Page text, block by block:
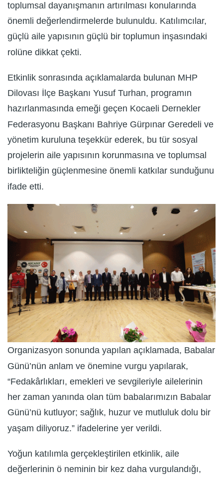
toplumsal dayanışmanın artırılması konularında
önemli değerlendirmelerde bulunuldu. Katılımcılar,
güçlü aile yapısının güçlü bir toplumun inşasındaki
rolüne dikkat çekti.
Etkinlik sonrasında açıklamalarda bulunan MHP
Dilovası İlçe Başkanı Yusuf Turhan, programın
hazırlanmasında emeği geçen Kocaeli Dernekler
Federasyonu Başkanı Bahriye Gürpınar Geredeli ve
yönetim kuruluna teşekkür ederek, bu tür sosyal
projelerin aile yapısının korunmasına ve toplumsal
birlikteliğin güçlenmesine önemli katkılar sunduğunu
ifade etti.
Organizasyon sonunda yapılan açıklamada, Babalar
Günü’nün anlam ve önemine vurgu yapılarak,
“Fedakârlıkları, emekleri ve sevgileriyle ailelerinin
her zaman yanında olan tüm babalarımızın Babalar
Günü’nü kutluyor; sağlık, huzur ve mutluluk dolu bir
yaşam diliyoruz.” ifadelerine yer verildi.
Yoğun katılımla gerçekleştirilen etkinlik, aile
değerlerinin ö neminin bir kez daha vurgulandığı,